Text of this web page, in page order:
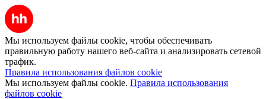
Мы используем файлы cookie, чтобы обеспечивать
правильную работу нашего веб-сайта и анализировать сетевой
трафик.
Правила использования файлов cookie
Мы используем файлы cookie. Правила использования
файлов cookie